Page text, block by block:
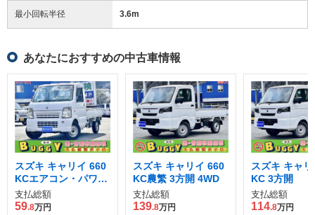
最小回転半径 3.6m
あなたにおすすめの中古車情報
スズキ キャリイ 660
KCエアコン・パワス
テ 3方開
支払総額
59.8万円
スズキ キャリイ 660
KC農繁 3方開 4WD
支払総額
139.8万円
スズキ キャ
KC 3方開
支払総額
114.8万円